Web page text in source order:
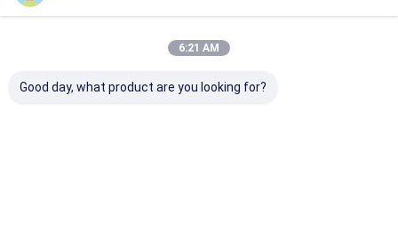
6:21 AM
Good day, what product are you looking for?